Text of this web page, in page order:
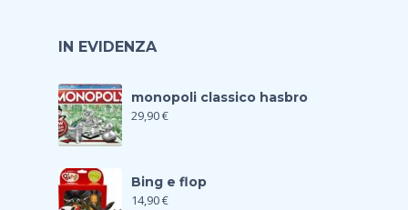
IN EVIDENZA
monopoli classico hasbro
29,90€
Bing e flop
14,90€